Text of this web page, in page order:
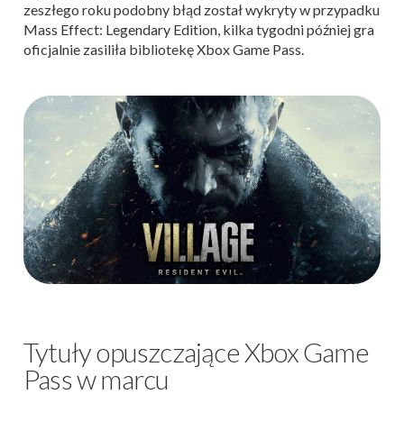
zeszłego roku podobny błąd został wykryty w przypadku
Mass Effect: Legendary Edition, kilka tygodni później gra
oficjalnie zasiliła bibliotekę Xbox Game Pass.
Tytuły opuszczające Xbox Game
Pass w marcu